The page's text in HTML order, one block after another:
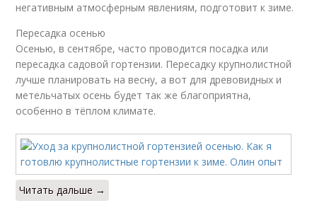
негативным атмосферным явлениям, подготовит к зиме.
Пересадка осенью
Осенью, в сентябре, часто проводится посадка или
пересадка садовой гортензии. Пересадку крупнолистной
лучше планировать на весну, а вот для древовидных и
метельчатых осень будет так же благоприятна,
особенно в тёплом климате.
Читать дальше →